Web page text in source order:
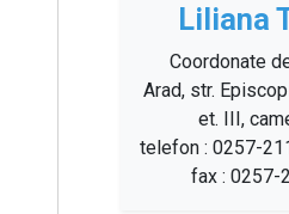
Liliana
Coordonate
Arad, str.
et. III,
telefon : 0257-
fax : 0257-